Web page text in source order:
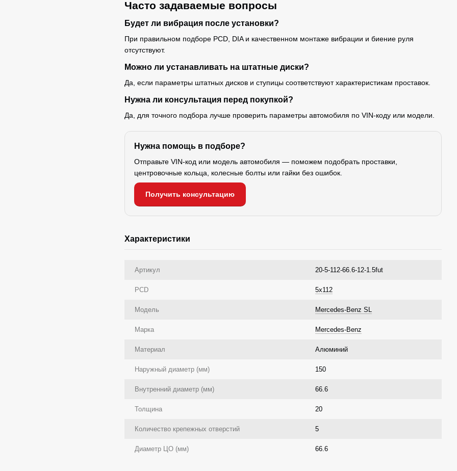
Часто задаваемые вопросы
Будет ли вибрация после установки?
При правильном подборе PCD, DIA и качественном монтаже вибрации и биение руля
отсутствуют.
Можно ли устанавливать на штатные диски?
Да, если параметры штатных дисков и ступицы соответствуют характеристикам проставок.
Нужна ли консультация перед покупкой?
Да, для точного подбора лучше проверить параметры автомобиля по VIN-коду или модели.
Нужна помощь в подборе?
Отправьте VIN-код или модель автомобиля — поможем подобрать проставки,
центровочные кольца, колесные болты или гайки без ошибок.
Получить консультацию
Характеристики
Артикул 20-5-112-66.6-12-1.5fut
PCD 5x112
Модель Mercedes-Benz SL
Марка Mercedes-Benz
Материал Алюминий
Наружный диаметр (мм) 150
Внутренний диаметр (мм) 66.6
Толщина 20
Количество крепежных отверстий 5
Диаметр ЦО (мм) 66.6